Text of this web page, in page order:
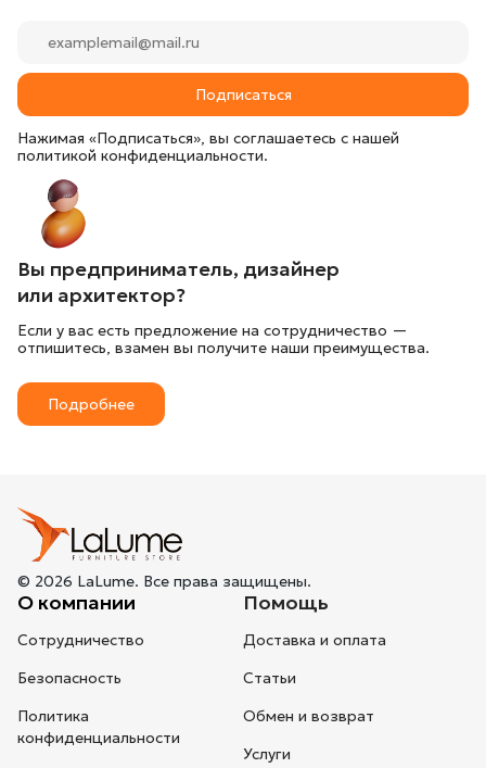
Подписаться
Нажимая «Подписаться», вы соглашаетесь с нашей
политикой конфиденциальности.
Вы предприниматель, дизайнер
или архитектор?
Если у вас есть предложение на сотрудничество —
отпишитесь, взамен вы получите наши преимущества.
Подробнее
© 2026 LaLume. Все права защищены.
О компании
Сотрудничество
Безопасность
Политика
конфиденциальности
Помощь
Доставка и оплата
Статьи
Обмен и возврат
Услуги